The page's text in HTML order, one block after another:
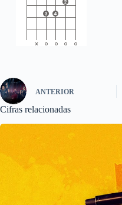
ANTERIOR
Cifras relacionadas